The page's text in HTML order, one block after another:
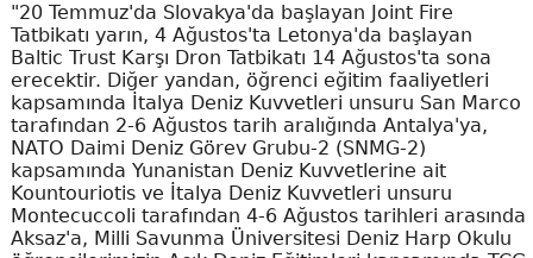
"20 Temmuz'da Slovakya'da başlayan Joint Fire
Tatbikatı yarın, 4 Ağustos'ta Letonya'da başlayan
Baltic Trust Karşı Dron Tatbikatı 14 Ağustos'ta sona
erecektir. Diğer yandan, öğrenci eğitim faaliyetleri
kapsamında İtalya Deniz Kuvvetleri unsuru San Marco
tarafından 2-6 Ağustos tarih aralığında Antalya'ya,
NATO Daimi Deniz Görev Grubu-2 (SNMG-2)
kapsamında Yunanistan Deniz Kuvvetlerine ait
Kountouriotis ve İtalya Deniz Kuvvetleri unsuru
Montecuccoli tarafından 4-6 Ağustos tarihleri arasında
Aksaz'a, Milli Savunma Üniversitesi Deniz Harp Okulu